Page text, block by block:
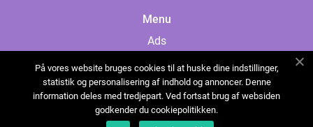
Menu
Ads
Cookies
Contact
Sitemap
På vores website bruges cookies til at huske dine indstillinger,
statistik og personalisering af indhold og annoncer. Denne
information deles med tredjepart. Ved fortsat brug af websiden
godkender du cookiepolitikken.